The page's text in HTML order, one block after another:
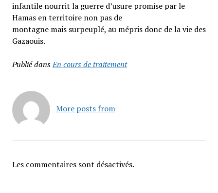
infantile nourrit la guerre d’usure promise par le
Hamas en territoire non pas de
montagne mais surpeuplé, au mépris donc de la vie des
Gazaouis.
Publié dansEn cours de traitement
More posts from
Les commentaires sont désactivés.